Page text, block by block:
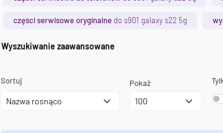
części serwisowe oryginalne do s901 galaxy s22 5g
Wyszukiwanie zaawansowane
Sortuj Pokaż